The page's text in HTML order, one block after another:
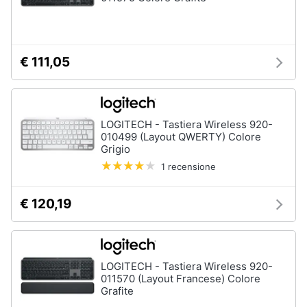
€ 111,05
LOGITECH - Tastiera Wireless 920-
010499 (Layout QWERTY) Colore
Grigio
1 recensione
€ 120,19
LOGITECH - Tastiera Wireless 920-
011570 (Layout Francese) Colore
Grafite